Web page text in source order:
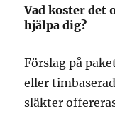
Vad koster det
hjälpa dig?
Förslag på
eller
släkter